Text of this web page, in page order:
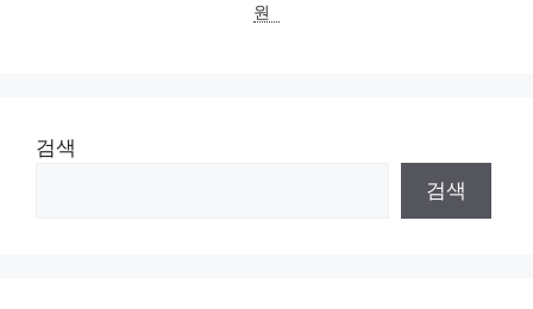
원
검색
검색